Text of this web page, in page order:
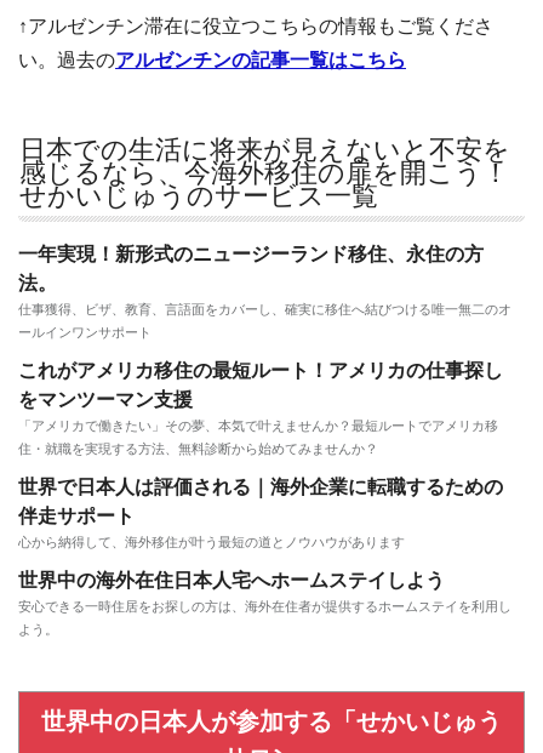
↑アルゼンチン滞在に役立つこちらの情報もご覧くださ
い。過去のアルゼンチンの記事一覧はこちら
日本での生活に将来が見えないと不安を
感じるなら、今海外移住の扉を開こう！
せかいじゅうのサービス一覧
一年実現！新形式のニュージーランド移住、永住の方
法。
仕事獲得、ビザ、教育、言語面をカバーし、確実に移住へ結びつける唯一無二のオ
ールインワンサポート
これがアメリカ移住の最短ルート！アメリカの仕事探し
をマンツーマン支援
「アメリカで働きたい」その夢、本気で叶えませんか？最短ルートでアメリカ移
住・就職を実現する方法、無料診断から始めてみませんか？
世界で日本人は評価される｜海外企業に転職するための
伴走サポート
心から納得して、海外移住が叶う最短の道とノウハウがあります
世界中の海外在住日本人宅へホームステイしよう
安心できる一時住居をお探しの方は、海外在住者が提供するホームステイを利用し
よう。
世界中の日本人が参加する「せかいじゅう